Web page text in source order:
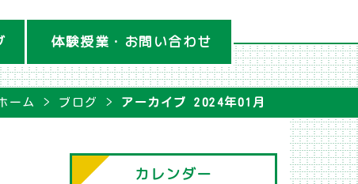
体験授業・お問い合わせ
ーム ブログ アーカイブ 2024年01月
カレンダー